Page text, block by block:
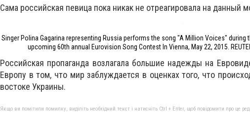
Сама российская певица пока никак не отреагировала на данный
Singer Polina Gagarina representing Russia performs the song "A Million Voices"
upcoming 60th annual Eurovision Song Contest In Vienna, May 22, 2015.
Российская пропаганда возлагала большие надежды на
Европу в том, что мир заблуждается в оценках того, что
востоке Украины.
Якщо ви помітили помилку, виділіть необхідний текст і натисніть Ctrl + Enter, щоб повідомити про це